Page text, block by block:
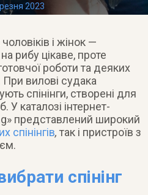
2023
і жінок —
рибу цікаве, проте
роботи та деяких
вилові судака
спінінги, створені для
каталозі інтернет-
представлений широкий
спінінгів, так і пристроїв з
спінінг